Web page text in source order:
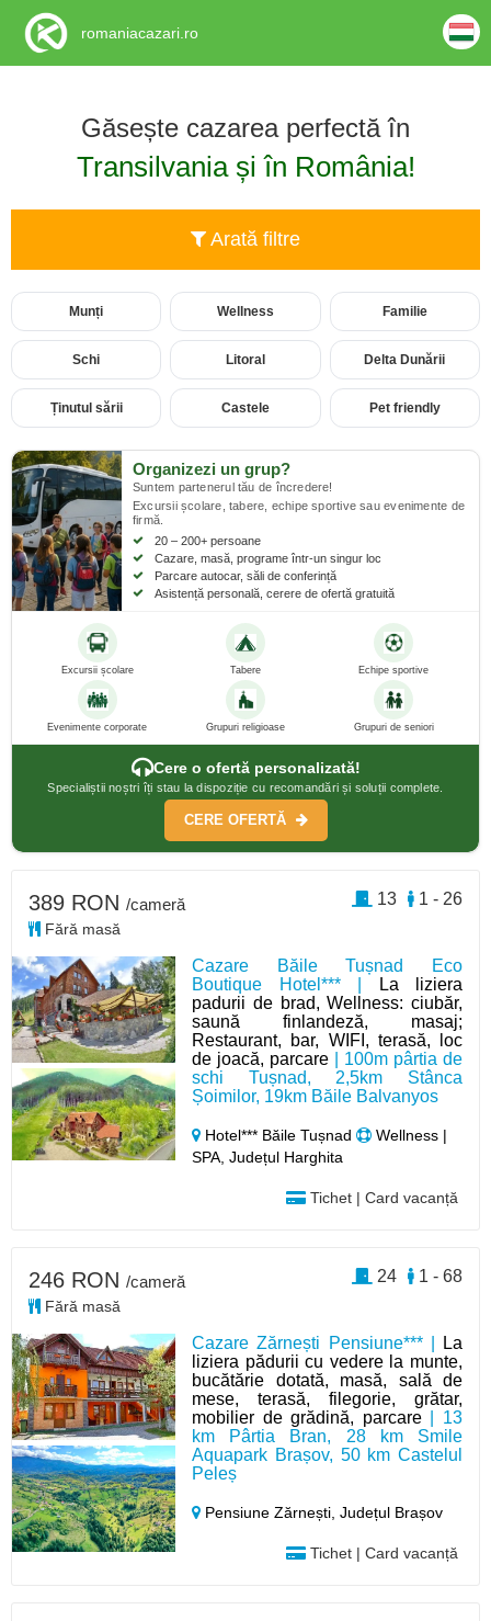
Găsește cazarea perfectă în
Transilvania și în România!
Arată filtre
Munți Wellness Familie
Schi Litoral Delta Dunării
Ținutul sării Castele Pet friendly
Organizezi un grup?
Suntem partenerul tău de încredere!
Excursii școlare, tabere, echipe sportive sau evenimente de
firmă.
20 – 200+ persoane
Cazare, masă, programe într-un singur loc
Parcare autocar, săli de conferință
Asistență personală, cerere de ofertă gratuită
Excursii școlare Tabere Echipe sportive
Evenimente corporate Grupuri religioase Grupuri de seniori
Cere o ofertă personalizată!
Specialiștii noștri îți stau la dispoziție cu recomandări și soluții complete.
CERE OFERTĂ
Cazare Băile Tușnad Eco
Boutique Hotel*** |
La liziera
padurii de brad, Wellness: ciubăr,
saună finlandeză, masaj;
Restaurant, bar, WIFI, terasă, loc
de joacă, parcare | 100m pârtia de
schi Tușnad, 2,5km Stânca
Șoimilor, 19km Băile Balvanyos
Hotel*** Băile Tușnad
Wellness |
SPA, Județul Harghita
Tichet | Card vacanță
389 RON /cameră
Fără masă
1 - 26
13
Cazare Zărnești Pensiune*** |
La
liziera pădurii cu vedere la munte,
bucătărie dotată, masă, sală de
mese, terasă, filegorie, grătar,
mobilier de grădină, parcare| 13
km Pârtia Bran, 28 km Smile
Aquapark Brașov, 50 km Castelul
Peleș
Pensiune Zărnești,Județul Brașov
Tichet | Card vacanță
246 RON /cameră
Fără masă
1 - 68
24
romaniacazari.ro